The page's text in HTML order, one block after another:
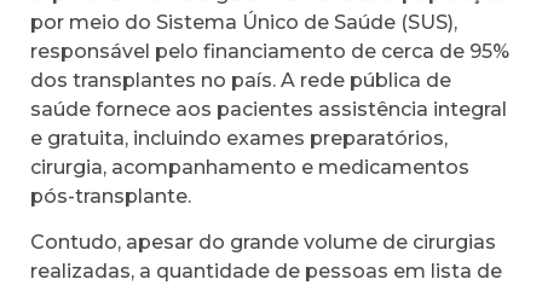
por meio do Sistema Único de Saúde (SUS),
responsável pelo financiamento de cerca de 95%
dos transplantes no país. A rede pública de
saúde fornece aos pacientes assistência integral
e gratuita, incluindo exames preparatórios,
cirurgia, acompanhamento e medicamentos
pós-transplante.
Contudo, apesar do grande volume de cirurgias
realizadas, a quantidade de pessoas em lista de